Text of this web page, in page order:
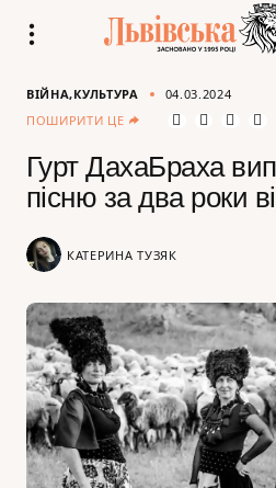
ВІЙНА КУЛЬТУРА
04.03.2024
ПОШИРИТИ ЦЕ
Гурт ДахаБраха
пісню за два роки
КАТЕРИНА ТУЗЯК